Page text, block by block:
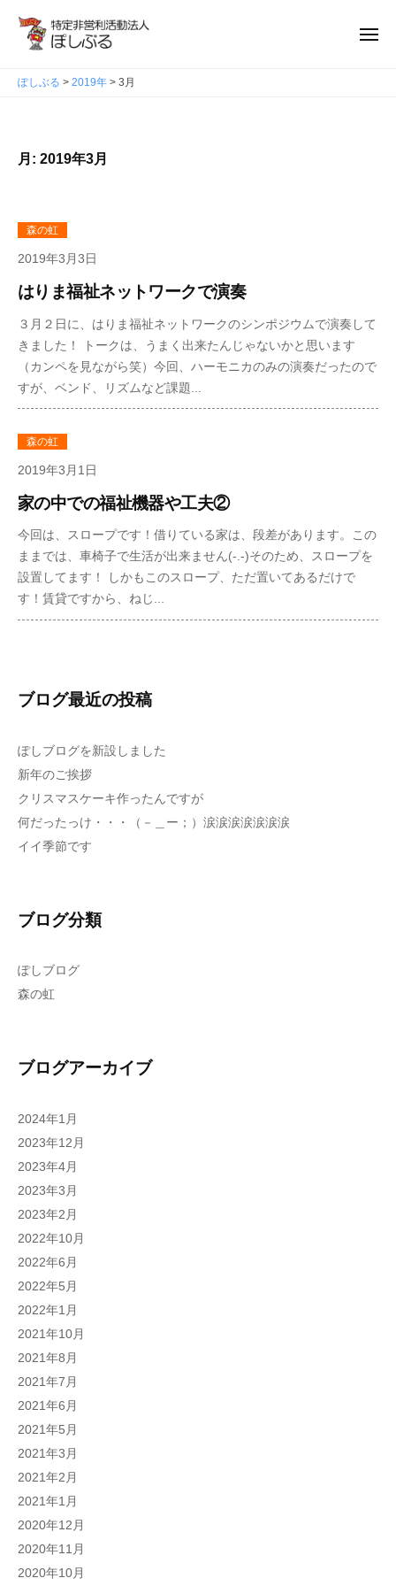
し
メ
ぽしぶる > 2019年 > 3月
月: 2019年3月
森の虹
2019年3月3日
はりま福祉ネットワークで演奏
３月２日に、はりま福祉ネットワークのシンポジウムで演奏して
きました！ トークは、うまく出来たんじゃないかと思います
（カンペを見ながら笑）今回、ハーモニカのみの演奏だったので
すが、ベンド、リズムなど課題...
森の虹
2019年3月1日
家の中での福祉機器や工夫②
今回は、スロープです！借りている家は、段差があります。この
ままでは、車椅子で生活が出来ません(-.-)そのため、スロープを
設置してます！ しかもこのスロープ、ただ置いてあるだけで
す！賃貸ですから、ねじ...
ブログ最近の投稿
ぽしブログを新設しました
新年のご挨拶
クリスマスケーキ作ったんですが
何だったっけ・・・（－＿ー；）涙涙涙涙涙涙涙
イイ季節です
ブログ分類
ぽしブログ
森の虹
ブログアーカイブ
2024年1月
2023年12月
2023年4月
2023年3月
2023年2月
2022年10月
2022年6月
2022年5月
2022年1月
2021年10月
2021年8月
2021年7月
2021年6月
2021年5月
2021年3月
2021年2月
2021年1月
2020年12月
2020年11月
2020年10月
し
ぶ